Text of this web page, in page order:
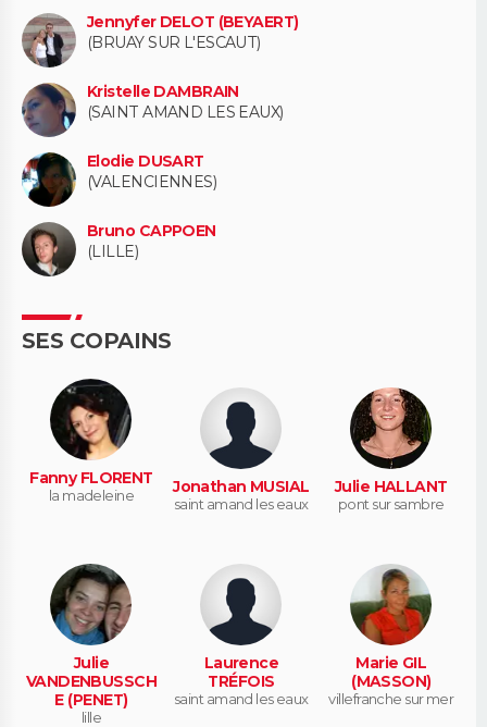
Jennyfer DELOT (BEYAERT)
(BRUAY SUR L'ESCAUT)
Kristelle DAMBRAIN
(SAINT AMAND LES EAUX)
Elodie DUSART
(VALENCIENNES)
Bruno CAPPOEN
(LILLE)
SES COPAINS
Fanny FLORENT
la madeleine Jonathan MUSIAL
saint amand les eaux
Julie HALLANT
pont sur sambre
Julie
VANDENBUSSCH
E (PENET)
lille
Laurence
TRÉFOIS
saint amand les eaux
Marie GIL
(MASSON)
villefranche sur mer